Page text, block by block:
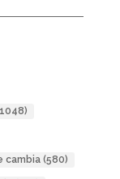
cambia(580)